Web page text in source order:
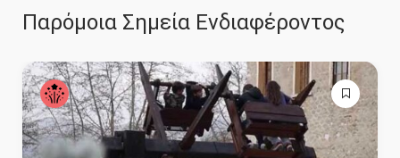
Παρόμοια Σημεία Ενδιαφέροντος